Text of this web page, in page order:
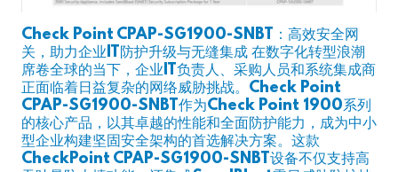
Check Point CPAP-SG1900-SNBT：高效安全网
关，助力企业IT防护升级与无缝集成 在数字化转型浪潮
席卷全球的当下，企业IT负责人、采购人员和系统集成商
正面临着日益复杂的网络威胁挑战。Check Point
CPAP-SG1900-SNBT作为Check Point 1900系列
的核心产品，以其卓越的性能和全面防护能力，成为中小
型企业构建坚固安全架构的首选解决方案。这款
CheckPoint CPAP-SG1900-SNBT设备不仅支持高